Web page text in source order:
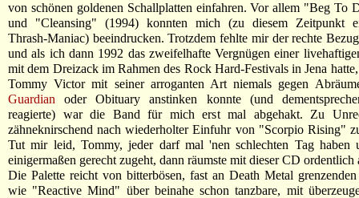
von schönen goldenen Schallplatten einfahren. Vor allem "Beg To
und "Cleansing" (1994) konnten mich (zu diesem Zeitpunkt
Thrash-Maniac) beeindrucken. Trotzdem fehlte mir der rechte
und als ich dann 1992 das zweifelhafte Vergnügen einer
mit dem Dreizack im Rahmen des Rock Hard-Festivals in Jena
Tommy Victor mit seiner arroganten Art niemals gegen
Guardian oder Obituary anstinken konnte (und
reagierte) war die Band für mich erst mal abgehakt. Zu
zähneknirschend nach wiederholter Einfuhr von "Scorpio Rising"
Tut mir leid, Tommy, jeder darf mal 'nen schlechten Tag haben
einigermaßen gerecht zugeht, dann räumste mit dieser CD ordentlich
Die Palette reicht von bitterbösen, fast an Death Metal
wie "Reactive Mind" über beinahe schon tanzbare, mit